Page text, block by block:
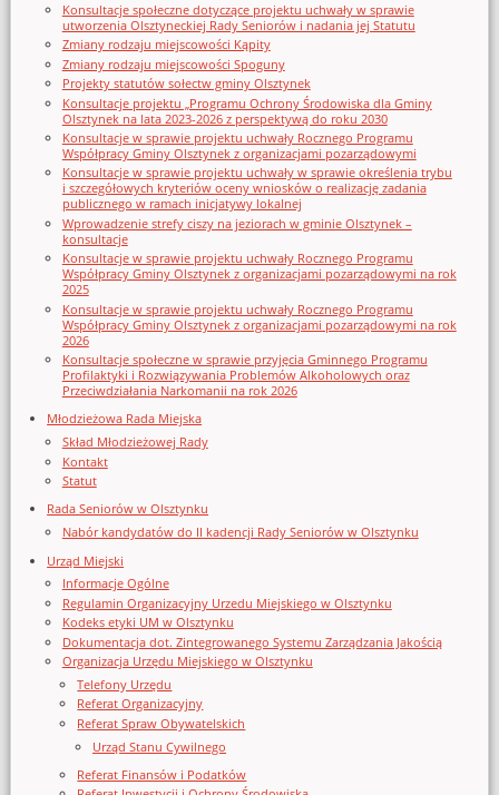
Konsultacje społeczne dotyczące projektu uchwały w sprawie
utworzenia Olsztyneckiej Rady Seniorów i nadania jej Statutu
Zmiany rodzaju miejscowości Kąpity
Zmiany rodzaju miejscowości Spoguny
Projekty statutów sołectw gminy Olsztynek
Konsultacje projektu „Programu Ochrony Środowiska dla Gminy
Olsztynek na lata 2023-2026 z perspektywą do roku 2030
Konsultacje w sprawie projektu uchwały Rocznego Programu
Współpracy Gminy Olsztynek z organizacjami pozarządowymi
Konsultacje w sprawie projektu uchwały w sprawie określenia trybu
i szczegółowych kryteriów oceny wniosków o realizację zadania
publicznego w ramach inicjatywy lokalnej
Wprowadzenie strefy ciszy na jeziorach w gminie Olsztynek –
konsultacje
Konsultacje w sprawie projektu uchwały Rocznego Programu
Współpracy Gminy Olsztynek z organizacjami pozarządowymi na rok
2025
Konsultacje w sprawie projektu uchwały Rocznego Programu
Współpracy Gminy Olsztynek z organizacjami pozarządowymi na rok
2026
Konsultacje społeczne w sprawie przyjęcia Gminnego Programu
Profilaktyki i Rozwiązywania Problemów Alkoholowych oraz
Przeciwdziałania Narkomanii na rok 2026
Młodzieżowa Rada Miejska
Skład Młodzieżowej Rady
Kontakt
Statut
Rada Seniorów w Olsztynku
Nabór kandydatów do II kadencji Rady Seniorów w Olsztynku
Urząd Miejski
Informacje Ogólne
Regulamin Organizacyjny Urzedu Miejskiego w Olsztynku
Kodeks etyki UM w Olsztynku
Dokumentacja dot. Zintegrowanego Systemu Zarządzania Jakością
Organizacja Urzędu Miejskiego w Olsztynku
Telefony Urzędu
Referat Organizacyjny
Referat Spraw Obywatelskich
Urząd Stanu Cywilnego
Referat Finansów i Podatków